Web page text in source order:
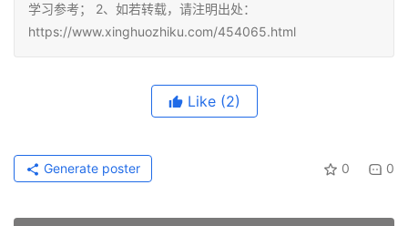
学习参考； 2、如若转载，请注明出处：
https://www.xinghuozhiku.com/454065.html
Like (2)
0 0
Generate poster